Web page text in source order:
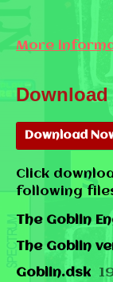
More
Download
Download
Click
following
The Goblin
The Goblin
Goblin.dsk